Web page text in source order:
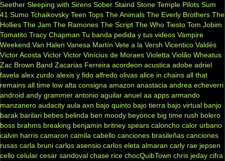
Seether Sleeping with Sirens Sober Staind Stone Temple Pilots Sum
41 Sumo Tchaikovsky Teen Tops The Animals The Everly Brothers The
Hollies The Jam The Ramones The Script The Who Tiesto Tom Jobim
Tomatito Tracy Chapman Tu banda pedida y tus videos Vampire
Weekend Van Halen Vanesa Martín Vete a la Versh Vicentico Valdés
Victor Acosta Victor Victor Vinícius de Moraes Violetta Violão Wheatus
Zac Brown Band Zacarias Ferreira acordeon acustica adobe adriel
favela alex zurdo alexis y fido alfredo olivas alice in chains all that
remains all time low alta consigna amazon anastacia andrea echeverri
android andy grammer antonio aguilar anuel aa apps armando
manzanero audacity aula axn bajo quinto bajo tierra bajo virtual banjo
barak barilari bebes belinda ben moody beyonce big time rush bolero
boss brahms breaking benjamin britney spears caloncho calor urbano
calvin harris camaron camila cabello canciones brasileñas canciones
rusas carla bruni carlos asensio carlos eleta almaran carly rae jepsen
cello celular cesar sandoval chase rice chocQuibTown chris jeday cifra